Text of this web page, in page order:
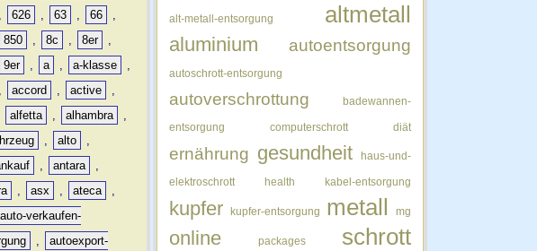
, 626 , 63 , 66
,
850 , 8c , 8er
,
9er , a , a-klasse
,
, accord , active
,
alfetta , alhambra
,
, alto
,
, antara
,
, asx , ateca
,
auto-verkaufen-
,
autoexport-
alt-metall-entsorgung altmetall
aluminium autoentsorgung
autoschrott-entsorgung
autoverschrottung badewannen-
entsorgung computerschrott diät
ernährung gesundheit haus-und-
elektroschrott health kabel-entsorgung
kupfer kupfer-entsorgung metall mg
online packages schrott